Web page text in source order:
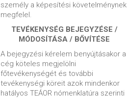
személy a képesítési követelménynek
megfelel.
TEVÉKENYSÉG BEJEGYZÉSE /
MÓDOSÍTÁSA / BŐVÍTÉSE
A bejegyzési kérelem benyújtásakor a
cég köteles megjelölni
főtevékenységét és további
tevékenységi köreit azok mindenkor
hatályos TEÁOR nómenklatúra szerinti